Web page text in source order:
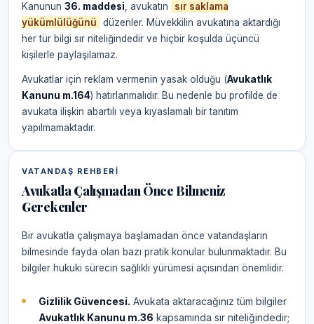
Kanunun 36. maddesi , avukatın
sır saklama
yükümlülüğünü
düzenler. Müvekkilin avukatına aktardığı
her tür bilgi sır niteliğindedir ve hiçbir koşulda üçüncü
kişilerle paylaşılamaz.
Avukatlar için reklam vermenin yasak olduğu (Avukatlık
Kanunu m.164) hatırlanmalıdır. Bu nedenle bu profilde de
avukata ilişkin abartılı veya kıyaslamalı bir tanıtım
yapılmamaktadır.
VATANDAŞ REHBERI
Avukatla Çalışmadan Önce Bilmeniz
Gerekenler
Bir avukatla çalışmaya başlamadan önce vatandaşların
bilmesinde fayda olan bazı pratik konular bulunmaktadır. Bu
bilgiler hukuki sürecin sağlıklı yürümesi açısından önemlidir.
Gizlilik Güvencesi. Avukata aktaracağınız tüm bilgiler
Avukatlık Kanunu m.36 kapsamında sır niteliğindedir;